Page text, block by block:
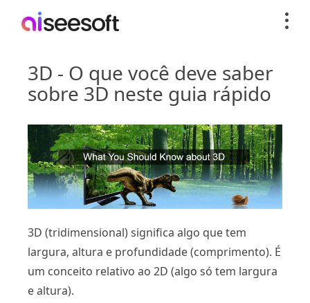
3D - O que você deve saber
sobre 3D neste guia rápido
3D (tridimensional) significa algo que tem
largura, altura e profundidade (comprimento). É
um conceito relativo ao 2D (algo só tem largura
e altura).